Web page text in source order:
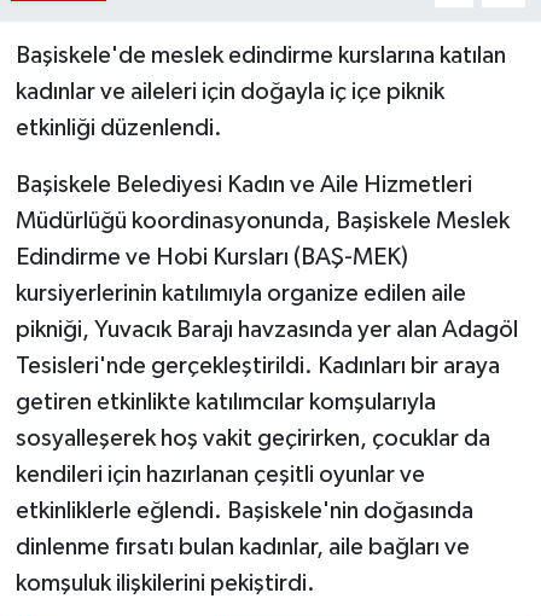
Başiskele'de meslek edindirme kurslarına katılan
kadınlar ve aileleri için doğayla iç içe piknik
etkinliği düzenlendi.
Başiskele Belediyesi Kadın ve Aile Hizmetleri
Müdürlüğü koordinasyonunda, Başiskele Meslek
Edindirme ve Hobi Kursları (BAŞ-MEK)
kursiyerlerinin katılımıyla organize edilen aile
pikniği, Yuvacık Barajı havzasında yer alan Adagöl
Tesisleri'nde gerçekleştirildi. Kadınları bir araya
getiren etkinlikte katılımcılar komşularıyla
sosyalleşerek hoş vakit geçirirken, çocuklar da
kendileri için hazırlanan çeşitli oyunlar ve
etkinliklerle eğlendi. Başiskele'nin doğasında
dinlenme fırsatı bulan kadınlar, aile bağları ve
komşuluk ilişkilerini pekiştirdi.